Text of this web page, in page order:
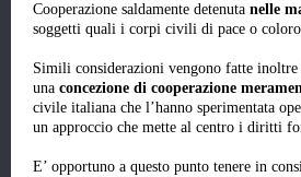
Cooperazione saldamente detenuta nelle
soggetti quali i corpi civili di pace o
Simili considerazioni vengono fatte
una concezione di cooperazione
civile italiana che l’hanno sperimentata
un approccio che mette al centro i diritti
E’ opportuno a questo punto tenere in